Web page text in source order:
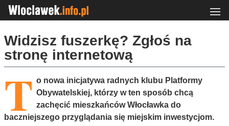
Widzisz fuszerkę? Zgłoś na
stronę internetową
T o nowa inicjatywa radnych klubu Platformy
Obywatelskiej, którzy w ten sposób chcą
zachęcić mieszkańców Włocławka do
baczniejszego przyglądania się miejskim inwestycjom.